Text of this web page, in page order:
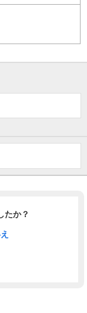
たか？